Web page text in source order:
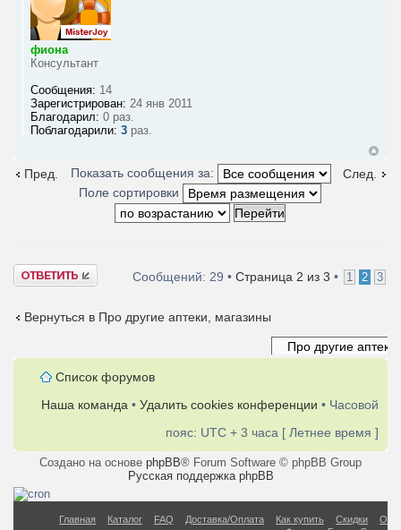
фиона
Консультант
Сообщения: 14
Зарегистрирован: 24 янв 2011
Благодарил: 0 раз.
Поблагодарили: 3 раз.
Пред. След.
Показать сообщения за:
Поле сортировки
Ответить Сообщений: 29 • Страница 2 из 3 • 1 2 3
Вернуться в Про другие аптеки, магазины
Список форумов
Наша команда • Удалить cookies конференции • Часовой
пояс: UTC + 3 часа [ Летнее время ]
Создано на основе phpBB® Forum Software © phpBB Group
Русская поддержка phpBB
Главная Каталог FAQ Доставка/Оплата Как купить Скидки
О